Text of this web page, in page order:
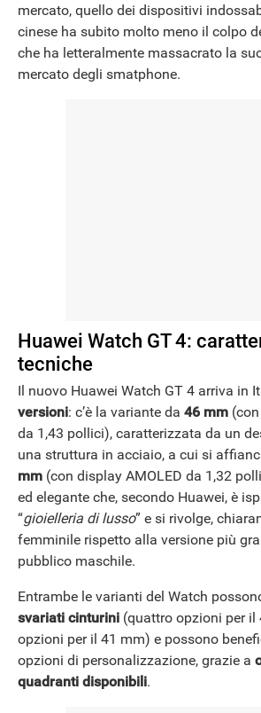
mercato, quello dei dispositivi
cinese ha subito molto meno il colpo
che ha letteralmente massacrato la
mercato degli smatphone.
Huawei Watch GT 4:
tecniche
Il nuovo Huawei Watch GT 4 arriva in
versioni: c’è la variante da 46 mm
da 1,43 pollici), caratterizzata da un
una struttura in acciaio, a cui si
mm (con display AMOLED da 1,32
ed elegante che, secondo Huawei, è
“gioielleria di lusso” e si rivolge,
femminile rispetto alla versione più
pubblico maschile.
Entrambe le varianti del Watch
svariati cinturini (quattro opzioni per il
opzioni per il 41 mm) e possono
opzioni di personalizzazione, grazie a
quadranti disponibili.